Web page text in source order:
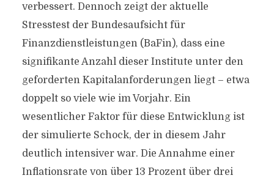
verbessert. Dennoch zeigt der aktuelle
Stresstest der Bundesaufsicht für
Finanzdienstleistungen (BaFin), dass eine
signifikante Anzahl dieser Institute unter den
geforderten Kapitalanforderungen liegt – etwa
doppelt so viele wie im Vorjahr. Ein
wesentlicher Faktor für diese Entwicklung ist
der simulierte Schock, der in diesem Jahr
deutlich intensiver war. Die Annahme einer
Inflationsrate von über 13 Prozent über drei